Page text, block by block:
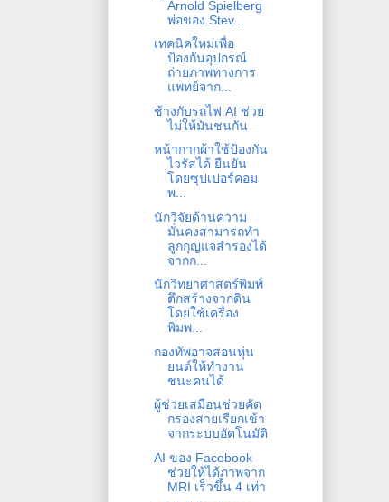
Arnold Spielberg
พ่อของ Stev...
เทคนิคใหม่เพื่อ
ป้องกันอุปกรณ์
ถ่ายภาพทางการ
แพทย์จาก...
ช้างกับรถไฟ AI ช่วย
ไม่ให้มันชนกัน
หน้ากากผ้าใช้ป้องกัน
ไวรัสได้ ยืนยัน
โดยซุปเปอร์คอม
พ...
นักวิจัยด้านความ
มั่นคงสามารถทำ
ลูกกุญแจสำรองได้
จากก...
นักวิทยาศาสตร์พิมพ์
ตึกสร้างจากดิน
โดยใช้เครื่อง
พิมพ...
กองทัพอาจสอนหุ่น
ยนต์ให้ทำงาน
ชนะคนได้
ผู้ช่วยเสมือนช่วยคัด
กรองสายเรียกเข้า
จากระบบอัตโนมัติ
AI ของ Facebook
ช่วยให้ได้ภาพจาก
MRI เร็วขึ้น 4 เท่า